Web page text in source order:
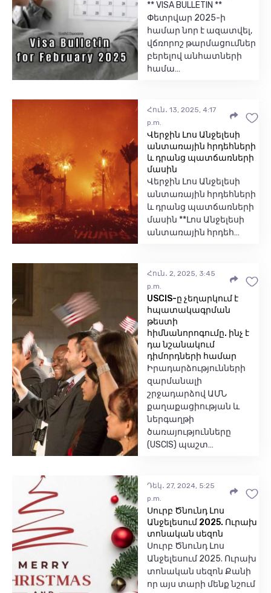
** VISA BULLETIN **
Փետրվար 2025-ի
համար նոր է ազատվել,
վճռորոշ թարմացումներ
բերելով անհատների
համա…
Հուն․ 13, 2025, 4:17
p.m.
Վերջին Լոս Անջելեսի
անտառային հրդեհների
և դրանց պատճառների
մասին
Վերջին Լոս Անջելեսի
անտառային հրդեհների
և դրանց պատճառների
մասին **Լոս Անջելեսի
անտառային հրդեհ…
Հուն․ 2, 2025, 3:45
p.m.
USCIS-ը չեղարկում է
հպատակագրման
թեստի
հիմնանորոգումը. ինչ է
դա նշանակում
դիմորդների համար
Իրադարձությունների
զարմանալի
շրջադարձով ԱՄՆ
քաղաքացիության և
ներգաղթի
ծառայությունները
(USCIS) պաշտ…
Դեկ․ 27, 2024, 5:25
p.m.
Սուրբ Ծնունդ Լոս
Անջելեսում 2025. Ուրախ
տոնական սեզոն
Սուրբ Ծնունդ Լոս
Անջելեսում 2025. Ուրախ
տոնական սեզոն Քանի
որ այս տարի մենք նշում